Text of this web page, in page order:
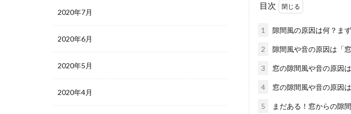
目次
1 隙間風の原因は何？ま
2 隙間風や音の原因は「
3 窓の隙間風や音の原因
4 窓の隙間風や音の原因
5 まだある！窓からの隙
2020年7月
2020年6月
2020年5月
2020年4月